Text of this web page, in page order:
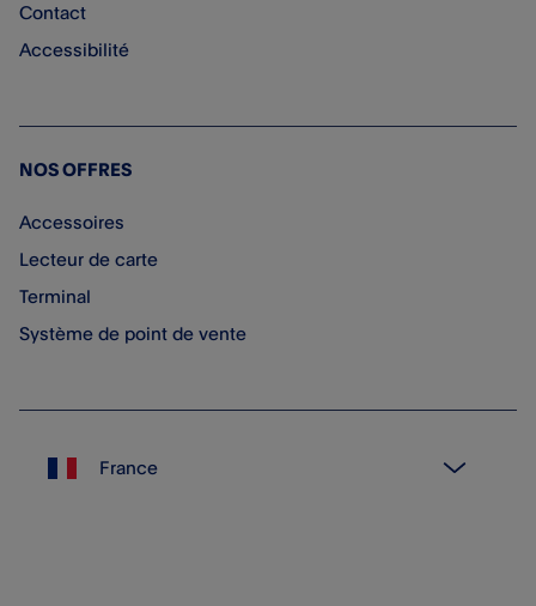
Contact
Accessibilité
NOS OFFRES
Accessoires
Lecteur de carte
Terminal
Système de point de vente